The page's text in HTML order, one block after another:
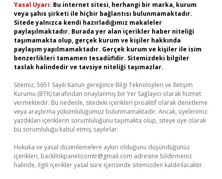
Yasal Uyarı: Bu internet sitesi, herhangi bir marka, kurum
veya şahıs şirketi ile hiçbir bağlantısı bulunmamaktadır.
Sitede yalnızca kendi hazırladığımız makaleler
paylaşılmaktadır. Burada yer alan içerikler haber niteliği
taşımamakta olup, gerçek kurum ve kişiler hakkında
paylaşım yapılmamaktadır. Gerçek kurum ve kişiler ile isim
benzerlikleri tamamen tesadüfidir. Sitemizdeki bilgiler
taslak halindedir ve tavsiye niteliği taşımazlar.
Sitemiz, 5651 Sayılı Kanun gereğince Bilgi Teknolojileri ve İletişim
Kurumu (BTK) tarafından onaylanmış bir Yer Sağlayıcı olarak hizmet
vermektedir. Bu nedenle, sitedeki içerikleri proaktif olarak denetleme
veya araştırma yükümlülüğümüz bulunmamaktadır. Ancak, üyelerimiz
yazdıkları içeriklerin sorumluluğunu taşımakta olup, siteye üye olarak
bu sorumluluğu kabul etmiş sayılırlar.
Hukuka ve yasal düzenlemelere aykırı olduğunu düşündüğünüz
içerikleri, backlinkpanelicomtr@gmail.com adresine bildirmeniz
halinde, ilgili içerikler yasal süre içerisinde sitemizden kaldırılacaktır.